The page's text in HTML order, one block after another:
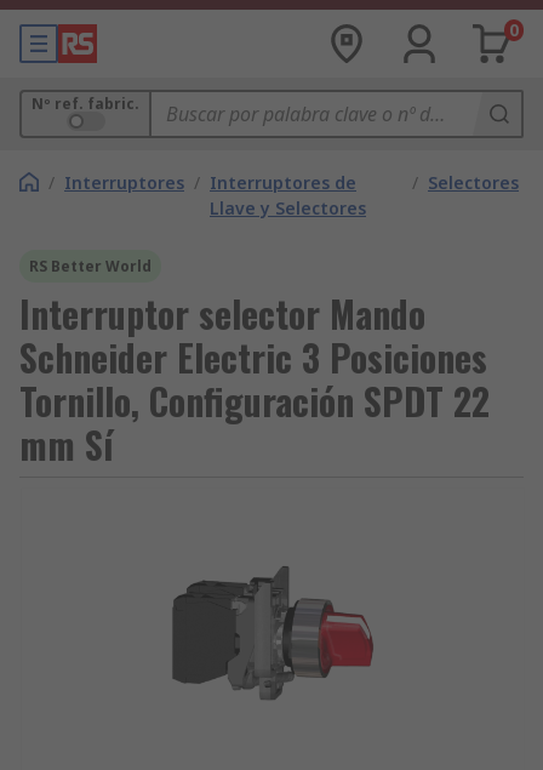
0
Nº ref. fabric.
/ Interruptores / Interruptores de
Llave y Selectores
/ Selectores
RS Better World
Interruptor selector Mando
Schneider Electric 3 Posiciones
Tornillo, Configuración SPDT 22
mm Sí